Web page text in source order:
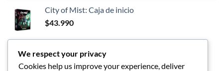
City of Mist: Caja de inicio
$43.990
LOS MEJORES
We respect your privacy
Cookies help us improve your experience, deliver